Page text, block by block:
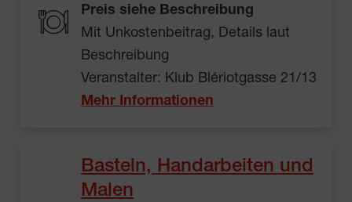
Preis siehe Beschreibung
Mit Unkostenbeitrag, Details laut
Beschreibung
Veranstalter: Klub Blériotgasse 21/13
Mehr Informationen
Basteln, Handarbeiten und
Malen